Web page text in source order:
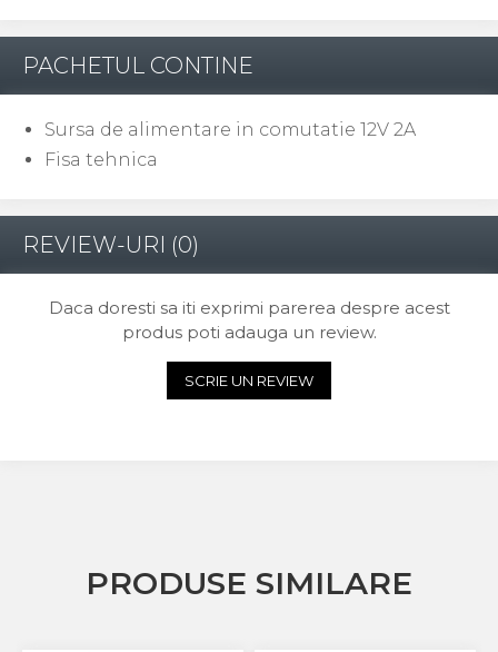
PACHETUL CONTINE
Sursa de alimentare in comutatie 12V 2A
Fisa tehnica
REVIEW-URI (0)
Daca doresti sa iti exprimi parerea despre acest
produs poti adauga un review.
SCRIE UN REVIEW
PRODUSE SIMILARE